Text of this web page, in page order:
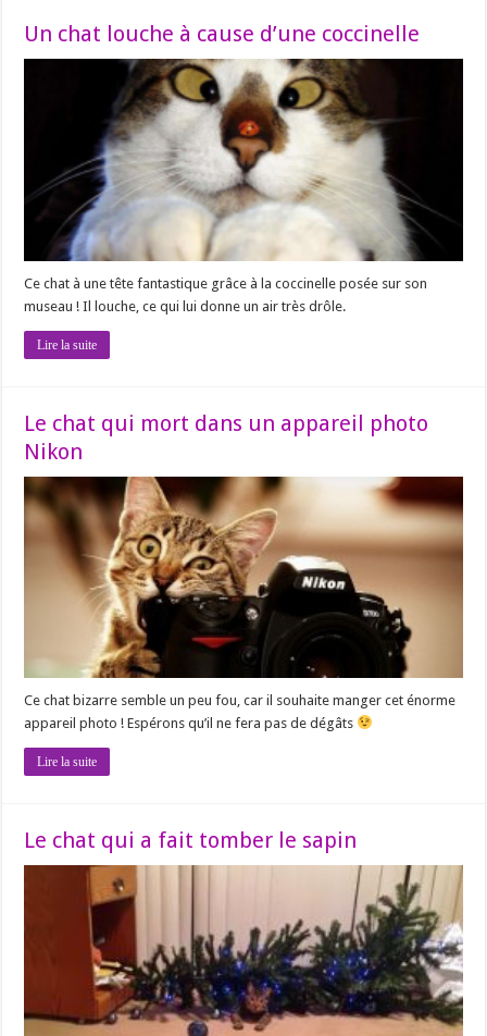
Un chat louche à cause d’une coccinelle
Ce chat à une tête fantastique grâce à la coccinelle posée sur son
museau ! Il louche, ce qui lui donne un air très drôle.
Lire la suite
Le chat qui mort dans un appareil photo
Nikon
Ce chat bizarre semble un peu fou, car il souhaite manger cet énorme
appareil photo ! Espérons qu’il ne fera pas de dégâts
Lire la suite
Le chat qui a fait tomber le sapin